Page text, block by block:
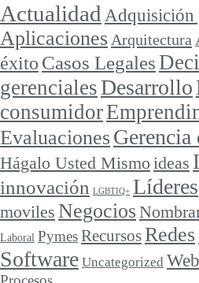
ActualidadAdquisición
Aplicaciones Arquitectura
éxito Casos Legales
gerenciales Desarrollo
consumidor
Evaluaciones Gerencia
Hágalo Usted Mismo ideas
innovación LGBTIQ+ Líderes
moviles Negocios
Laboral PymesRecursosRedes
Software Uncategorized Web